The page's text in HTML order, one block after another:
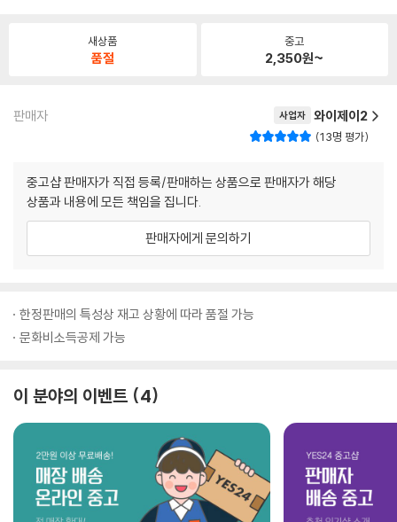
새상품
품절
중고
2,350원~
판매자 사업자 와이제이2
13명 평가
중고샵 판매자가 직접 등록/판매하는 상품으로 판매자가 해당
상품과 내용에 모든 책임을 집니다.
판매자에게 문의하기
한정판매의 특성상 재고 상황에 따라 품절 가능
문화비소득공제 가능
이 분야의 이벤트 4